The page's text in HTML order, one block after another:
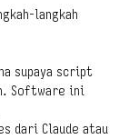
langkah
supaya script
Software ini
dari Claude atau